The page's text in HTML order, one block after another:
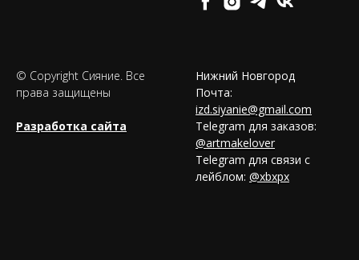
© Copyright Сияние. Все
права защищены
Разработка сайта
Нижний Новгород
Почта:
izd.siyanie@gmail.com
Telegram для заказов:
@artmakelover
Telegram для связи с
лейблом: @xbxpx